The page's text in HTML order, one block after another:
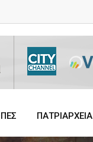
ΠΑΤΡΙΑΡΧΕΙΑ